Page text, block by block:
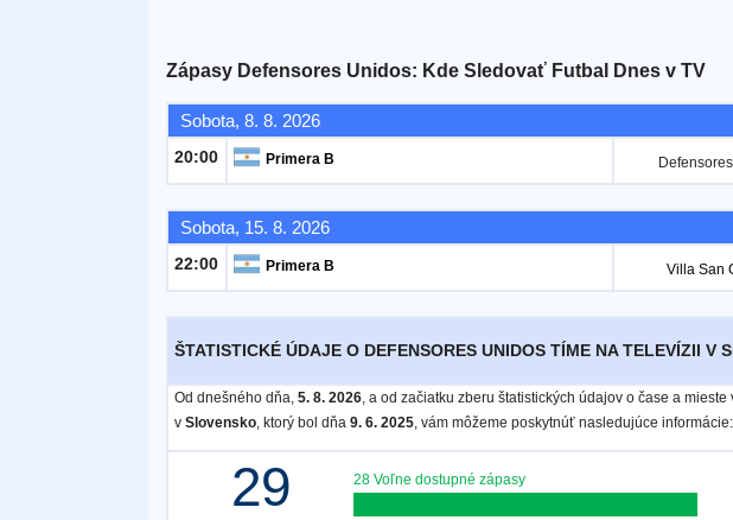
Zápasy Defensores Unidos: Kde Sledovať Futbal Dnes v TV
Sobota, 8. 8. 2026
20:00 Primera B
Sobota, 15. 8. 2026
22:00 Primera B Villa San
ŠTATISTICKÉ ÚDAJE O DEFENSORES UNIDOS TÍME NA TELEVÍZII V
Od dnešného dňa, 5. 8. 2026, a od začiatku zberu štatistických údajov o čase a
v Slovensko, ktorý bol dňa 9. 6. 2025, vám môžeme poskytnúť nasledujúce informácie:
29 28 Voľne dostupné zápasy